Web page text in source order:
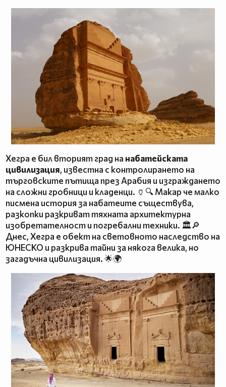
Хегра е бил вторият град на набатейската
цивилизация, известна с контролирането на
търговските пътища през Арабия и изграждането
на сложни гробници и кладенци. 🏺🔍 Макар че малко
писмена история за набатеите съществува,
разкопки разкриват тяхната архитектурна
изобретателност и погребални техники. 🏛️🔎
Днес, Хегра е обект на световното наследство на
ЮНЕСКО и разкрива тайни за някога велика, но
загадъчна цивилизация. 🌟🌍